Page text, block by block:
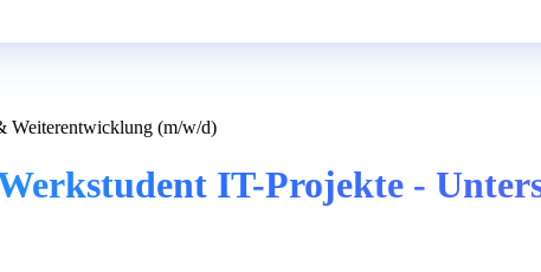
Weiterentwicklung (m/w/d)
IT-Projekte -